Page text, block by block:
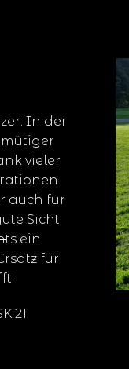
In der
vieler
auch für
Sicht
ts ein
für
21